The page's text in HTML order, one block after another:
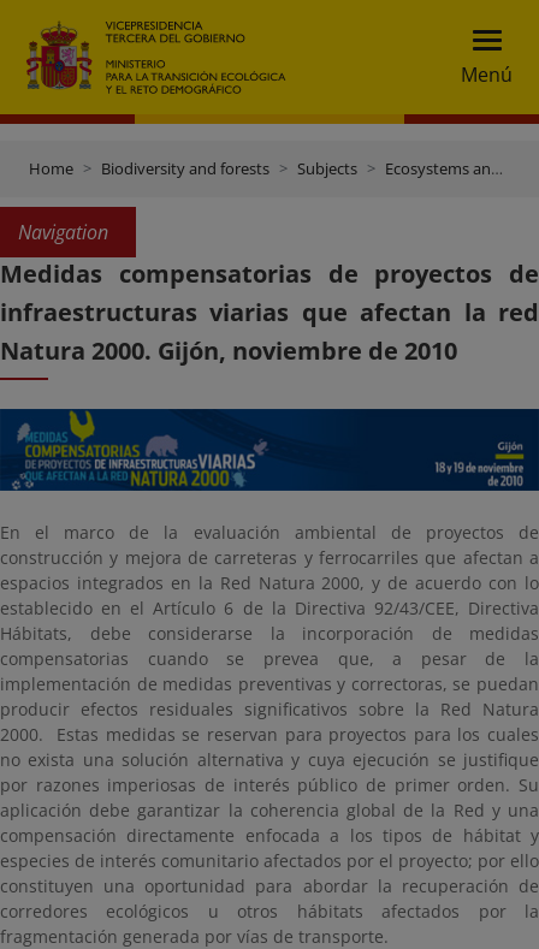
Menú
Home Biodiversity and forests Subjects Ecosystems and connectivity
Navigation
Medidas compensatorias de proyectos de
infraestructuras viarias que afectan la red
Natura 2000. Gijón, noviembre de 2010
En el marco de la evaluación ambiental de proyectos de
construcción y mejora de carreteras y ferrocarriles que afectan a
espacios integrados en la Red Natura 2000, y de acuerdo con lo
establecido en el Artículo 6 de la Directiva 92/43/CEE, Directiva
Hábitats, debe considerarse la incorporación de medidas
compensatorias cuando se prevea que, a pesar de la
implementación de medidas preventivas y correctoras, se puedan
producir efectos residuales significativos sobre la Red Natura
2000. Estas medidas se reservan para proyectos para los cuales
no exista una solución alternativa y cuya ejecución se justifique
por razones imperiosas de interés público de primer orden. Su
aplicación debe garantizar la coherencia global de la Red y una
compensación directamente enfocada a los tipos de hábitat y
especies de interés comunitario afectados por el proyecto; por ello
constituyen una oportunidad para abordar la recuperación de
corredores ecológicos u otros hábitats afectados por la
fragmentación generada por vías de transporte.